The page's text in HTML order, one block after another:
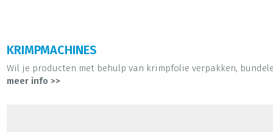
KRIMPMACHINES
Wil je producten met behulp van krimpfolie verpakken,
meer info >>